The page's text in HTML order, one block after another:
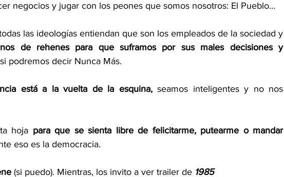
negocios y jugar con los peones que somos nosotros: El Pueblo…
de rehenes para que suframos por sus males decisiones y
podremos decir Nunca Más.
está a la vuelta de la esquina, seamos inteligentes y no nos
hoja para que se sienta libre de felicitarme, putearme o mandar
eso es la democracia.
(si puedo). Mientras, los invito a ver trailer de 1985